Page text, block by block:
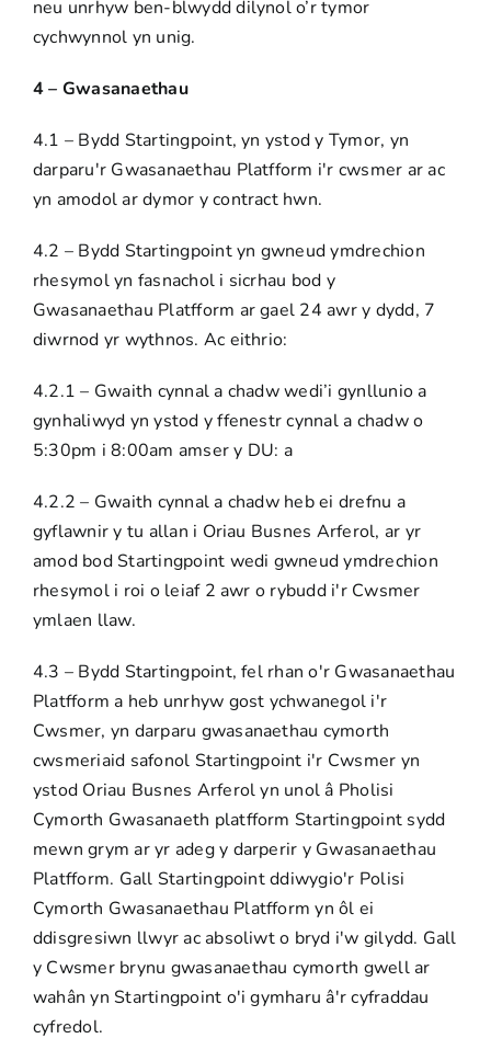
neu unrhyw ben-blwydd dilynol o’r tymor
cychwynnol yn unig.
4 – Gwasanaethau
4.1 – Bydd Startingpoint, yn ystod y Tymor, yn
darparu'r Gwasanaethau Platfform i'r cwsmer ar ac
yn amodol ar dymor y contract hwn.
4.2 – Bydd Startingpoint yn gwneud ymdrechion
rhesymol yn fasnachol i sicrhau bod y
Gwasanaethau Platfform ar gael 24 awr y dydd, 7
diwrnod yr wythnos. Ac eithrio:
4.2.1 – Gwaith cynnal a chadw wedi’i gynllunio a
gynhaliwyd yn ystod y ffenestr cynnal a chadw o
5:30pm i 8:00am amser y DU: a
4.2.2 – Gwaith cynnal a chadw heb ei drefnu a
gyflawnir y tu allan i Oriau Busnes Arferol, ar yr
amod bod Startingpoint wedi gwneud ymdrechion
rhesymol i roi o leiaf 2 awr o rybudd i'r Cwsmer
ymlaen llaw.
4.3 – Bydd Startingpoint, fel rhan o'r Gwasanaethau
Platfform a heb unrhyw gost ychwanegol i'r
Cwsmer, yn darparu gwasanaethau cymorth
cwsmeriaid safonol Startingpoint i'r Cwsmer yn
ystod Oriau Busnes Arferol yn unol â Pholisi
Cymorth Gwasanaeth platfform Startingpoint sydd
mewn grym ar yr adeg y darperir y Gwasanaethau
Platfform. Gall Startingpoint ddiwygio'r Polisi
Cymorth Gwasanaethau Platfform yn ôl ei
ddisgresiwn llwyr ac absoliwt o bryd i'w gilydd. Gall
y Cwsmer brynu gwasanaethau cymorth gwell ar
wahân yn Startingpoint o'i gymharu â'r cyfraddau
cyfredol.